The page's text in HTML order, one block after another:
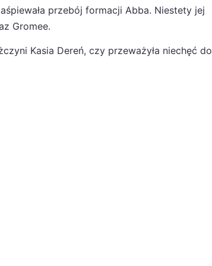
przebój formacji Abba. Niestety jej
Gromee.
Kasia Dereń, czy przeważyła niechęć do